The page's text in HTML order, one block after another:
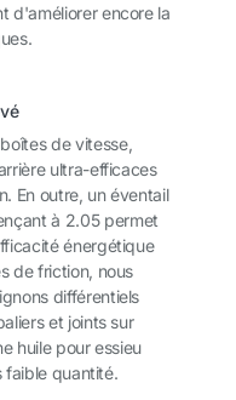
d'améliorer encore la
de vitesse,
ultra-efficaces
En outre, un éventail
à 2.05 permet
énergétique
de friction, nous
différentiels
et joints sur
huile pour essieu
faible quantité.